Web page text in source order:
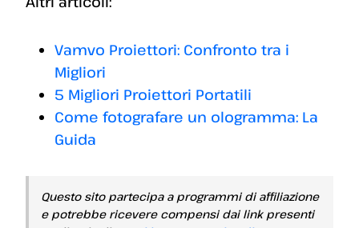
Vamvo Proiettori: Confronto tra i
Migliori
5 Migliori Proiettori Portatili
Come fotografare un ologramma: La
Guida
Questo sito partecipa a programmi di affiliazione
e potrebbe ricevere compensi dai link presenti